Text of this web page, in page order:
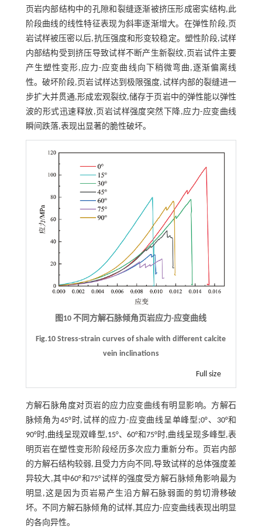
页岩内部结构中的孔隙和裂缝逐渐被挤压形成密实结构,此
阶段曲线的线性特征表现为斜率逐渐增大。在弹性阶段,页
岩试样被压密以后,抗压强度和形变较稳定。塑性阶段,试样
内部结构受到挤压导致试样不断产生新裂纹,页岩试件主要
产生塑性变形,应力-应变曲线向下稍微弯曲,逐渐偏离线
性。破坏阶段,页岩试样达到极限强度,试样内部的裂缝进一
步扩大并贯通,形成宏观裂纹,储存于页岩中的弹性能以弹性
波的形式迅速释放,页岩试样强度突然下降,应力-应变曲线
瞬间跌落,表现出显著的脆性破坏。
图10 不同方解石脉倾角页岩应力-应变曲线
Fig.10 Stress-strain curves of shale with different calcite
vein inclinations
Full size
方解石脉角度对页岩的应力应变曲线有明显影响。方解石
脉倾角为45°时,试样的应力-应变曲线呈单峰型;0°、30°和
90°时,曲线呈现双峰型,15°、60°和75°时,曲线呈现多峰型,表
明页岩在塑性变形阶段经历多次应力重新分布。页岩内部
的方解石结构较弱,且受力方向不同,导致试样的总体强度差
异较大,其中60°和75°试样的强度受方解石脉倾角影响最为
明显,这是因为页岩易产生沿方解石脉弱面的剪切滑移破
坏。不同方解石脉倾角的试样,其应力-应变曲线表现出明显
的各向异性。